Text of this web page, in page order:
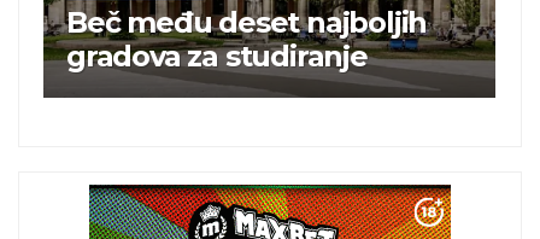
Beč među deset najboljih
gradova za studiranje